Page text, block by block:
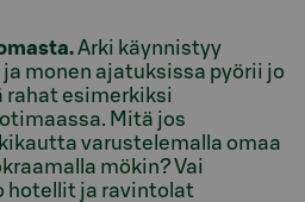
Arki käynnistyy
ja monen ajatuksissa pyörii jo
rahat esimerkiksi
Mitä jos
varustelemalla omaa
mökin? Vai
hotellit ja ravintolat